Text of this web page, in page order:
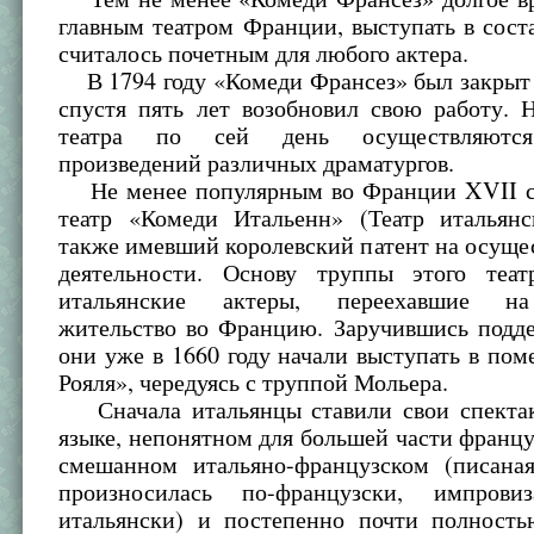
главным театром Франции, выступать в
считалось почетным для любого актера.
В 1794 году «Комеди Франсез» был
спустя пять лет возобновил свою работу.
театра по сей день
произведений различных драматургов.
Не менее популярным во Франции XVII
театр «Комеди Итальенн» (Театр
также имевший королевский патент на
деятельности. Основу труппы этого
итальянские актеры, переехавшие
жительство во Францию. Заручившись
они уже в 1660 году начали выступать в
Рояля», чередуясь с труппой Мольера.
Сначала итальянцы ставили свои
языке, непонятном для большей части
смешанном итальяно-французском
произносилась по-французски,
итальянски) и постепенно почти